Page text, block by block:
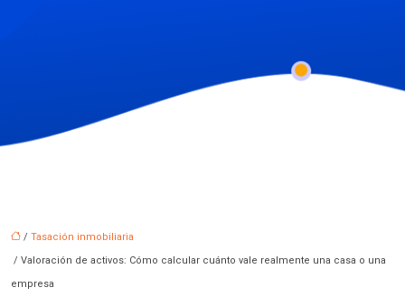
/ Tasación inmobiliaria
/ Valoración de activos: Cómo calcular cuánto vale realmente una casa o una
empresa